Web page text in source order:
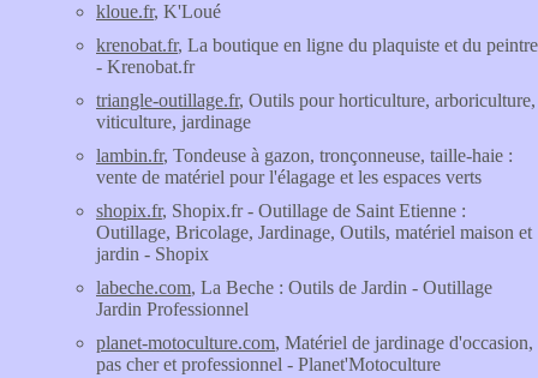
kloue.fr, K'Loué
krenobat.fr, La boutique en ligne du plaquiste et du peintre
- Krenobat.fr
triangle-outillage.fr, Outils pour horticulture, arboriculture,
viticulture, jardinage
lambin.fr, Tondeuse à gazon, tronçonneuse, taille-haie :
vente de matériel pour l'élagage et les espaces verts
shopix.fr, Shopix.fr - Outillage de Saint Etienne :
Outillage, Bricolage, Jardinage, Outils, matériel maison et
jardin - Shopix
labeche.com, La Beche : Outils de Jardin - Outillage
Jardin Professionnel
planet-motoculture.com, Matériel de jardinage d'occasion,
pas cher et professionnel - Planet'Motoculture